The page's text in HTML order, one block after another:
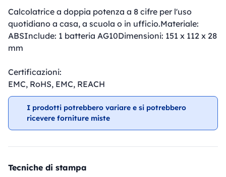
Calcolatrice a doppia potenza a 8 cifre per l'uso
quotidiano a casa, a scuola o in ufficio.Materiale:
ABSInclude: 1 batteria AG10Dimensioni: 151 x 112 x 28
mm
Certificazioni:
EMC, RoHS, EMC, REACH
I prodotti potrebbero variare e si potrebbero
ricevere forniture miste
Tecniche di stampa